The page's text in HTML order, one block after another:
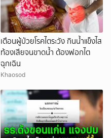
เตือนผู้ป่วยโรคไตระวัง กินน้ำแข็งไส
ท้องเสียจนขาดน้ำ ต้องฟอกไต
ฉุกเฉิน
Khaosod